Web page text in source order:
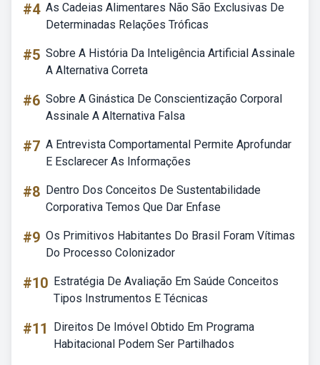
#4 As Cadeias Alimentares Não São Exclusivas De
Determinadas Relações Tróficas
#5 Sobre A História Da Inteligência Artificial Assinale
A Alternativa Correta
#6 Sobre A Ginástica De Conscientização Corporal
Assinale A Alternativa Falsa
#7 A Entrevista Comportamental Permite Aprofundar
E Esclarecer As Informações
#8 Dentro Dos Conceitos De Sustentabilidade
Corporativa Temos Que Dar Enfase
#9 Os Primitivos Habitantes Do Brasil Foram Vítimas
Do Processo Colonizador
#10 Estratégia De Avaliação Em Saúde Conceitos
Tipos Instrumentos E Técnicas
#11
Direitos De Imóvel Obtido Em Programa
Habitacional Podem Ser Partilhados